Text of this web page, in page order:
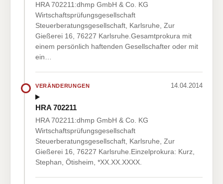
HRA 702211:dhmp GmbH & Co. KG
Wirtschaftsprüfungsgesellschaft
Steuerberatungsgesellschaft, Karlsruhe, Zur
Gießerei 16, 76227 Karlsruhe.Gesamtprokura mit
einem persönlich haftenden Gesellschafter oder mit
ein…
VERÄNDERUNGEN 14.04.2014
HRA 702211
HRA 702211:dhmp GmbH & Co. KG
Wirtschaftsprüfungsgesellschaft
Steuerberatungsgesellschaft, Karlsruhe, Zur
Gießerei 16, 76227 Karlsruhe.Einzelprokura: Kurz,
Stephan, Ötisheim, *XX.XX.XXXX.